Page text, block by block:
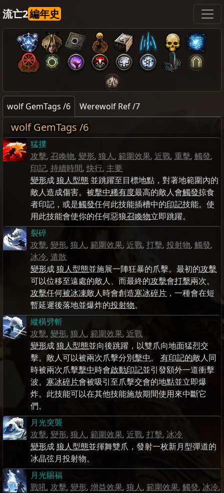
流亡2編年史
wolf GemTags /6 Werewolf Ref /7
wolf GemTags /6
猛撲
攻擊, 召喚物, 變形, 狼人, 範圍效果, 近戰, 重擊, 觸發,
印記, 持續時間,快行, 主要
變形成狼人型態 並跳躍至目標地點，對著地範圍內的
敵人造成傷害。被擊中稀有度最高的敵人會觸發掠食
者印記，或是觸發任何此技能插槽中的印記技能。使
用此技能會使你的任何惡狼召喚物立即跳躍。
裂碎
攻擊, 變形, 狼人, 範圍效果, 近戰, 打擊, 投射物, 觸發,
冰冷, 遣散
變形成狼人型態並施展一陣狂暴的爪擊。最初的攻擊
可以位移至遠處的敵人、而最終的攻擊會打擊兩次。
攻擊任何被冰凍敵人時會創造寒冰碎片 ，一種會在短
暫延遲後落地並爆炸的投射物。
縱橫劈斬
攻擊, 變形, 狼人, 範圍效果, 近戰
變形成狼人型態並向後跳躍，以雙爪向地面猛烈交
擊。敵人可以被兩次爪擊分別擊中。 有印記的敵人同
時被兩次爪擊擊中時會啟動印記並引發額外一道衝擊
波。 寒冰碎片會被吸引至爪擊交會的地點並立即爆
炸。此技能可以在其他技能施放期間使用來中斷它
們。
月光突襲
攻擊, 變形, 狼人, 範圍效果, 近戰, 打擊, 冰冷
變形成狼人型態並揮舞雙爪，發射一枚新月型彈道的
冰晶弦月投射物。
月光賜福
戰吼, 攻擊, 變形, 增益效果, 狼人, 範圍效果, 觸發, 冰冷,